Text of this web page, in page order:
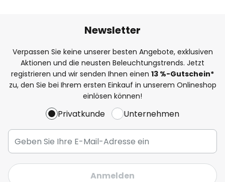
Newsletter
Verpassen Sie keine unserer besten Angebote, exklusiven
Aktionen und die neusten Beleuchtungstrends. Jetzt
registrieren und wir senden Ihnen einen 13 %-Gutschein*
zu, den Sie bei Ihrem ersten Einkauf in unserem Onlineshop
einlösen können!
Privatkunde Unternehmen
Anmelden